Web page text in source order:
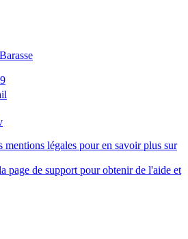
mentions légales pour en savoir plus sur
page de support pour obtenir de l'aide et